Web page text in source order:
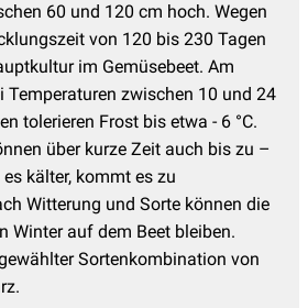
60 und 120 cm hoch. Wegen
von 120 bis 230 Tagen
im Gemüsebeet. Am
Temperaturen zwischen 10 und 24
tolerieren Frost bis etwa - 6 °C.
über kurze Zeit auch bis zu –
es kälter, kommt es zu
Witterung und Sorte können die
Winter auf dem Beet bleiben.
Sortenkombination von